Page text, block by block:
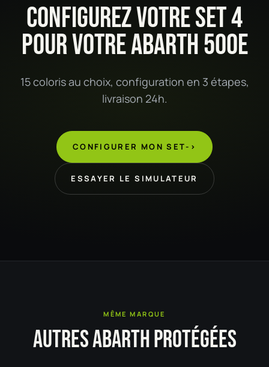
CONFIGUREZ VOTRE SET 4
POUR VOTRE ABARTH 500E
15 coloris au choix, configuration en 3 étapes,
livraison 24h.
CONFIGURER MON SET->
ESSAYER LE SIMULATEUR
MÊME MARQUE
AUTRES ABARTH PROTÉGÉES